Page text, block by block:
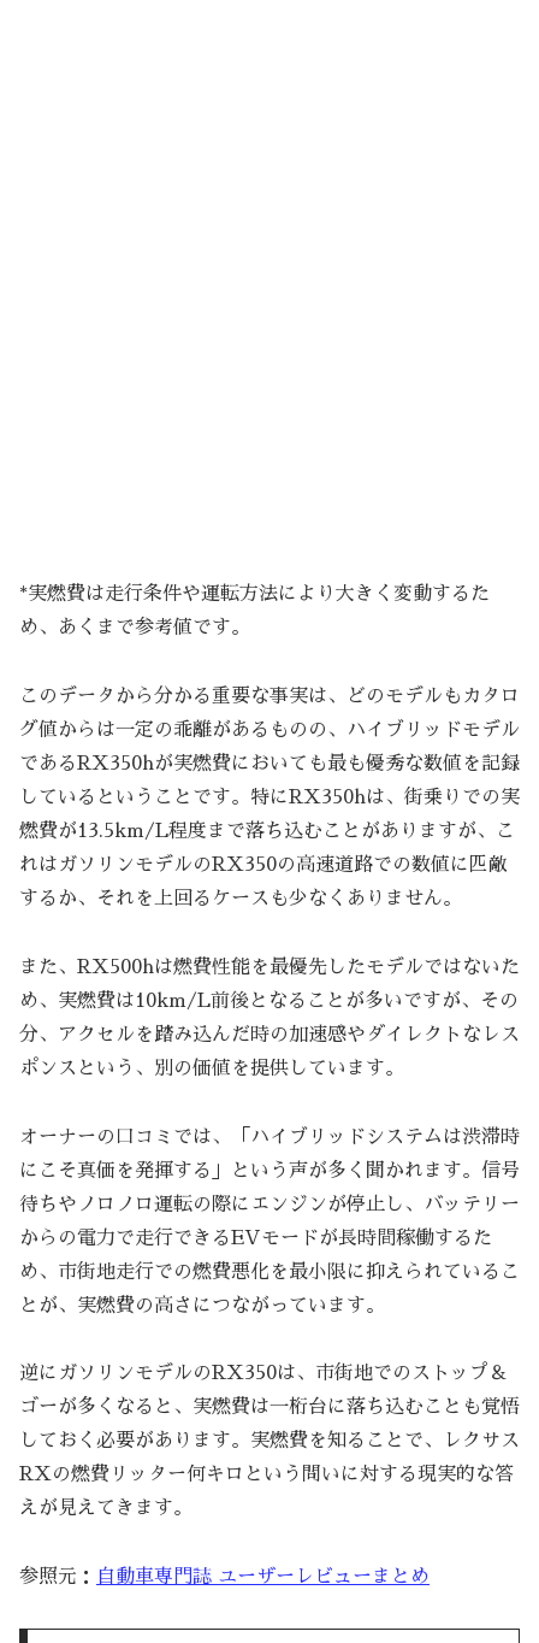
*実燃費は走行条件や運転方法により大きく変動するた
め、あくまで参考値です。
このデータから分かる重要な事実は、どのモデルもカタロ
グ値からは一定の乖離があるものの、ハイブリッドモデル
であるRX350hが実燃費においても最も優秀な数値を記録
しているということです。特にRX350hは、街乗りでの実
燃費が13.5km/L程度まで落ち込むことがありますが、こ
れはガソリンモデルのRX350の高速道路での数値に匹敵
するか、それを上回るケースも少なくありません。
また、RX500hは燃費性能を最優先したモデルではないた
め、実燃費は10km/L前後となることが多いですが、その
分、アクセルを踏み込んだ時の加速感やダイレクトなレス
ポンスという、別の価値を提供しています。
オーナーの口コミでは、「ハイブリッドシステムは渋滞時
にこそ真価を発揮する」という声が多く聞かれます。信号
待ちやノロノロ運転の際にエンジンが停止し、バッテリー
からの電力で走行できるEVモードが長時間稼働するた
め、市街地走行での燃費悪化を最小限に抑えられているこ
とが、実燃費の高さにつながっています。
逆にガソリンモデルのRX350は、市街地でのストップ＆
ゴーが多くなると、実燃費は一桁台に落ち込むことも覚悟
しておく必要があります。実燃費を知ることで、レクサス
RXの燃費リッター何キロという問いに対する現実的な答
えが見えてきます。
参照元： 自動車専門誌 ユーザーレビューまとめ